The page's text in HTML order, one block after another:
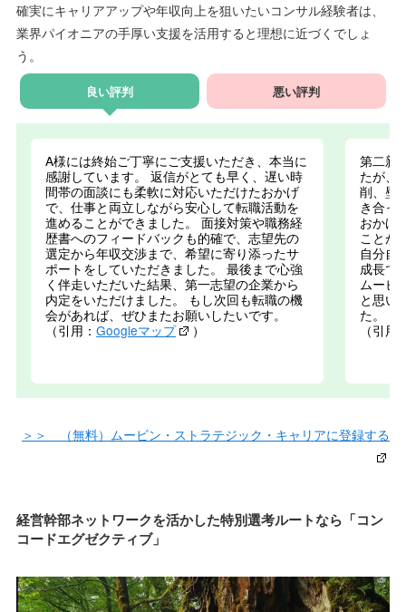
確実にキャリアアップや年収向上を狙いたいコンサル経験者は、
業界パイオニアの手厚い支援を活用すると理想に近づくでしょ
う。
良い評判 悪い評判
A様には終始ご丁寧にご支援いただき、本当に
感謝しています。 返信がとても早く、遅い時
間帯の面談にも柔軟に対応いただけたおかげ
で、仕事と両立しながら安心して転職活動を
進めることができました。 面接対策や職務経
歴書へのフィードバックも的確で、志望先の
選定から年収交渉まで、希望に寄り添ったサ
ポートをしていただきました。 最後まで心強
く伴走いただいた結果、第一志望の企業から
内定をいただけました。 もし次回も転職の機
会があれば、ぜひまたお願いしたいです。
（引用：Googleマップ ）
第二新
たが、
削、壁
き合っ
おかげ
ことが
自分自
成長で
ムービ
と思い
た。
（引用
＞＞ （無料）ムービン・ストラテジック・キャリアに登録する
経営幹部ネットワークを活かした特別選考ルートなら「コン
コードエグゼクティブ」